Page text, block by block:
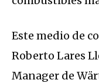
Este medio de
Roberto Lares
Manager de